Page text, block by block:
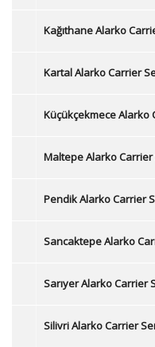
Kağıthane Alarko
Kartal Alarko Carrier
Küçükçekmece Alarko
Maltepe Alarko
Pendik Alarko Carrier
Sancaktepe Alarko
Sarıyer Alarko Carrier
Silivri Alarko Carrier